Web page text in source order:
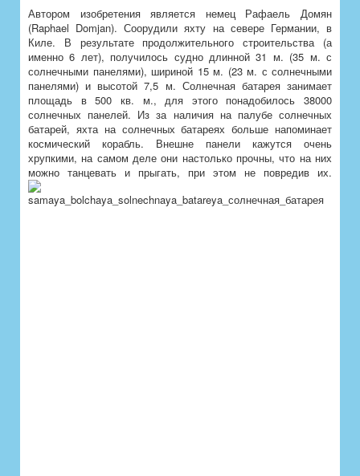
Автором изобретения является немец Рафаель Домян
(Raphael Domjan). Соорудили яхту на севере Германии, в
Киле. В результате продолжительного строительства (а
именно 6 лет), получилось судно длинной 31 м. (35 м. с
солнечными панелями), шириной 15 м. (23 м. с солнечными
панелями) и высотой 7,5 м. Солнечная батарея занимает
площадь в 500 кв. м., для этого понадобилось 38000
солнечных панелей. Из за наличия на палубе солнечных
батарей, яхта на солнечных батареях больше напоминает
космический корабль. Внешне панели кажутся очень
хрупкими, на самом деле они настолько прочны, что на них
можно танцевать и прыгать, при этом не повредив их.